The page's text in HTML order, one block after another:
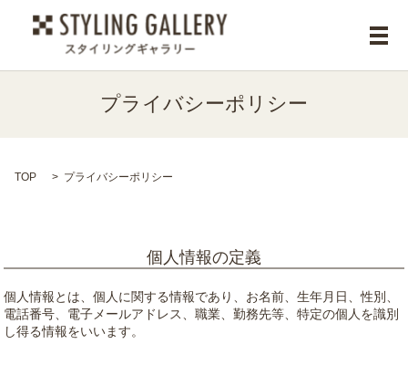
メ
プライバシーポリシー
TOP プライバシーポリシー
個人情報の定義
個人情報とは、個人に関する情報であり、お名前、生年月日、性別、
電話番号、電子メールアドレス、職業、勤務先等、特定の個人を識別
し得る情報をいいます。